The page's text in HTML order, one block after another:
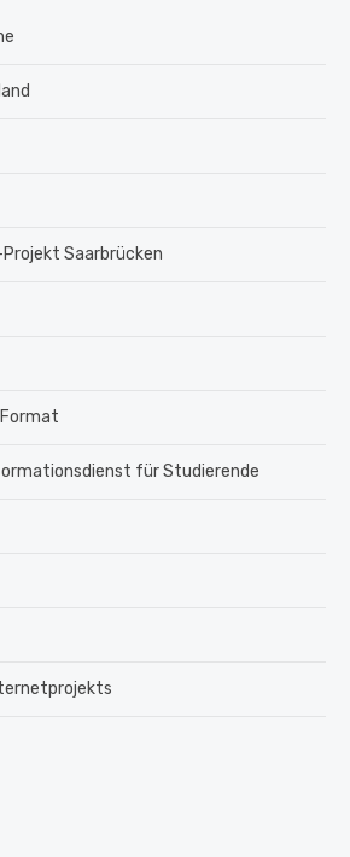
Saarbrücken
für Studierende